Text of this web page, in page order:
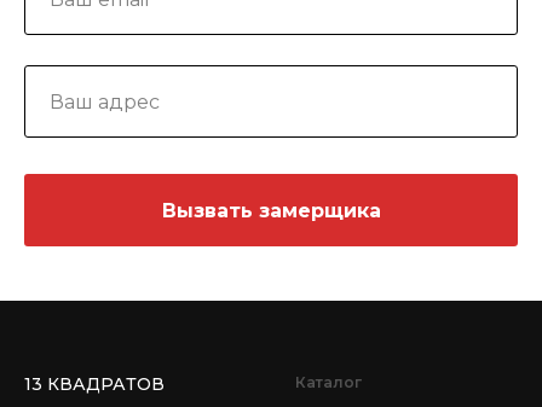
Вызвать замерщика
13 КВАДРАТОВ Каталог